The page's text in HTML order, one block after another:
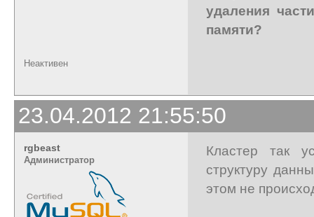
удаления
памяти?
Неактивен
23.04.2012 21:55:50
rgbeast
Администратор
Кластер так
структуру
этом не